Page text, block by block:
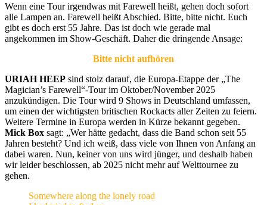
Wenn eine Tour irgendwas mit Farewell heißt, gehen doch sofort
alle Lampen an. Farewell heißt Abschied. Bitte, bitte nicht. Euch
gibt es doch erst 55 Jahre. Das ist doch wie gerade mal
angekommen im Show-Geschäft. Daher die dringende Ansage:
Bitte nicht aufhören
URIAH HEEP sind stolz darauf, die Europa-Etappe der „The
Magician’s Farewell“-Tour im Oktober/November 2025
anzukündigen. Die Tour wird 9 Shows in Deutschland umfassen,
um einen der wichtigsten britischen Rockacts aller Zeiten zu feiern.
Weitere Termine in Europa werden in Kürze bekannt gegeben.
Mick Box sagt: „Wer hätte gedacht, dass die Band schon seit 55
Jahren besteht? Und ich weiß, dass viele von Ihnen von Anfang an
dabei waren. Nun, keiner von uns wird jünger, und deshalb haben
wir leider beschlossen, ab 2025 nicht mehr auf Welttournee zu
gehen.
Somewhere along the lonely road